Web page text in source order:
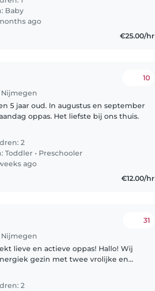
Baby
ago
€25.00/hr
10
5 jaar oud. In augustus en september
oppas. Het liefste bij ons thuis.
2
Toddler • Preschooler
ago
€12.00/hr
31
en actieve oppas! Hallo! Wij
gezin met twee vrolijke en
2